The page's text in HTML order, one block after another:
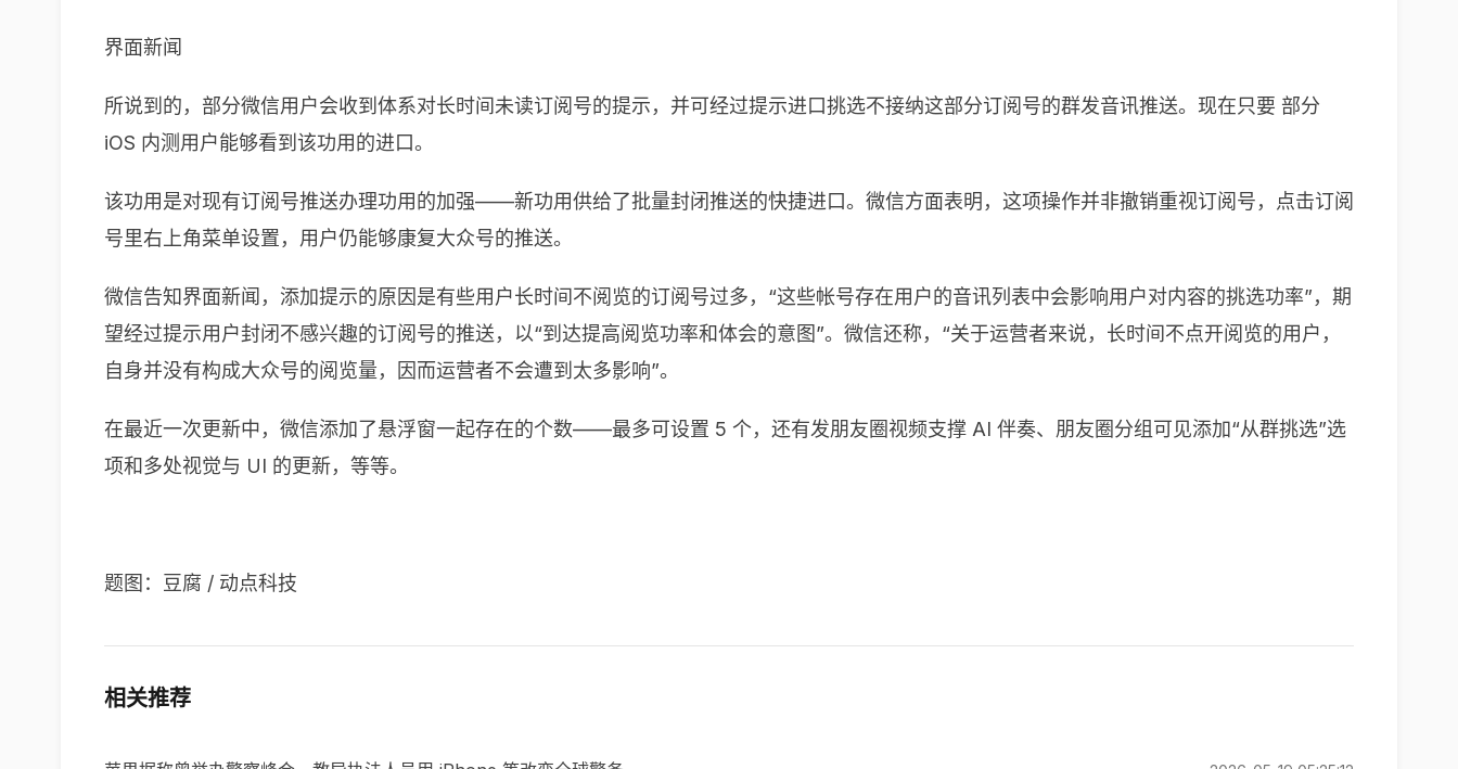
界面新闻
所说到的，部分微信用户会收到体系对长时间未读订阅号的提示，并可经过提示进口挑选不接纳这部分订阅号的群发音讯推送。现在只要 部分
iOS 内测用户能够看到该功用的进口。
该功用是对现有订阅号推送办理功用的加强——新功用供给了批量封闭推送的快捷进口。微信方面表明，这项操作并非撤销重视订阅号，点击订阅
号里右上角菜单设置，用户仍能够康复大众号的推送。
微信告知界面新闻，添加提示的原因是有些用户长时间不阅览的订阅号过多，“这些帐号存在用户的音讯列表中会影响用户对内容的挑选功率”，期
望经过提示用户封闭不感兴趣的订阅号的推送，以“到达提高阅览功率和体会的意图”。微信还称，“关于运营者来说，长时间不点开阅览的用户，
自身并没有构成大众号的阅览量，因而运营者不会遭到太多影响”。
在最近一次更新中，微信添加了悬浮窗一起存在的个数——最多可设置 5 个，还有发朋友圈视频支撑 AI 伴奏、朋友圈分组可见添加“从群挑选”选
项和多处视觉与 UI 的更新，等等。
题图：豆腐 / 动点科技
相关推荐